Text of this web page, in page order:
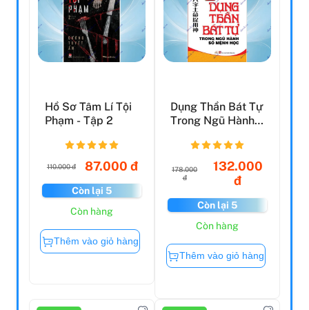
Hồ Sơ Tâm Lí Tội
Phạm - Tập 2
110.000 đ 87.000 đ
Còn lại 5
Còn hàng
Thêm vào giỏ hàng
Dụng Thần Bát Tự
Trong Ngũ Hành
178.000
đ
132.000
đ
Còn lại 5
Còn hàng
Thêm vào giỏ hàng